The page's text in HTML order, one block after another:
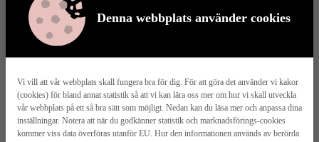
Denna webbplats använder cookies
Vi vill att vår webbplats skall fungera bra för dig. För att göra det använder vi kakor
(cookies) för bland annat statistik så att vi kan lära oss mer om hur vi skall utveckla
vår webbplats på ett så bra sätt som möjligt. Nedan kan du läsa mer och anpassa dina
inställningar. Notera att när du godkänner statistik och marknadsförings-cookies
kommer viss data överföras utanför EU. Hur den informationen används av berörda
Meny
Våra husmodeller